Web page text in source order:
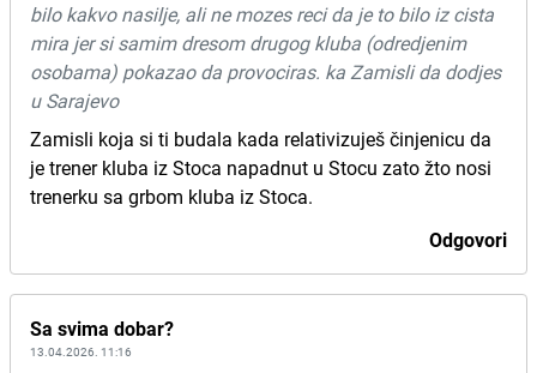
bilo kakvo nasilje, ali ne mozes reci da je to bilo iz cista
mira jer si samim dresom drugog kluba (odredjenim
osobama) pokazao da provociras. ka Zamisli da dodjes
u Sarajevo
Zamisli koja si ti budala kada relativizuješ činjenicu da
je trener kluba iz Stoca napadnut u Stocu zato žto nosi
trenerku sa grbom kluba iz Stoca.
Odgovori
Sa svima dobar?
13.04.2026. 11:16